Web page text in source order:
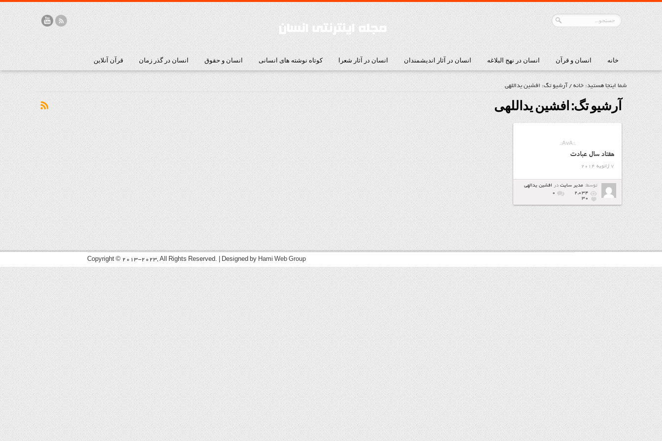
خانه انسان و قرآن انسان در نهج البلاغه انسان در آثار اندیشمندان انسان در آثار شعرا کوتاه نوشته های انسانی انسان و حقوق انسان در گذر زمان قرآن آنلاین
شما اینجا هستید: خانه / آرشیو تگ: افشین یداللهی
آرشیو تگ:افشین یداللهی
.::AvA::.
هفتاد سال عبادت
7 ژانویه 2014
توسط: مدیر سایت در افشین یدالهی
2,034
۰
30
Copyright © 2013-2023, All Rights Reserved. | Designed by Hami Web Group